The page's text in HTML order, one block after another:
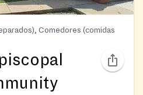
Comedores (comidas